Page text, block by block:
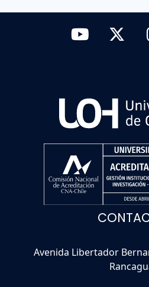
Avenida Libertador